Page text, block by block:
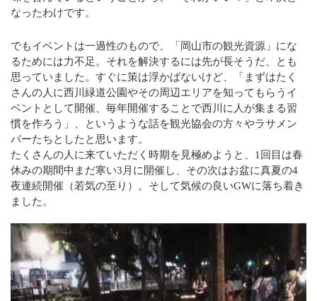
なったわけです。
でもイベントは一過性のもので、「岡山市の観光資源」にな
るためには力不足。それを解決するには先が長そうだ、とも
思っていました。すぐに策は浮かばないけど、「まずはたく
さんの人に西川緑道公園やその周辺エリアを知ってもらうイ
ベントとして開催、毎年開催することで西川に人が集まる習
慣を作ろう」、というような話を観光協会の方々やラサメン
バーたちとしたと思います。
たくさんの人に来ていただく時期を見極めようと、1回目は春
休みの期間中まだ寒い3月に開催し、その次はお盆に真夏の4
夜連続開催（若気の至り）。そして気候の良いGWに落ち着き
ました。